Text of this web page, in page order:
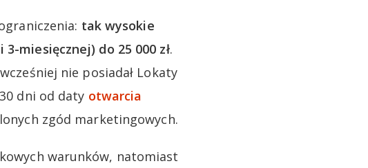
tak wysokie
miesięcznej) do 25 000 zł.
nie posiadał Lokaty
dni od daty otwarcia
zgód marketingowych.
warunków, natomiast